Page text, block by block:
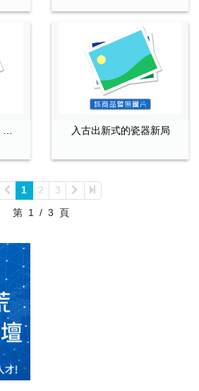
入古出新式的瓷器新局
1 2
3
第 1 / 3 頁